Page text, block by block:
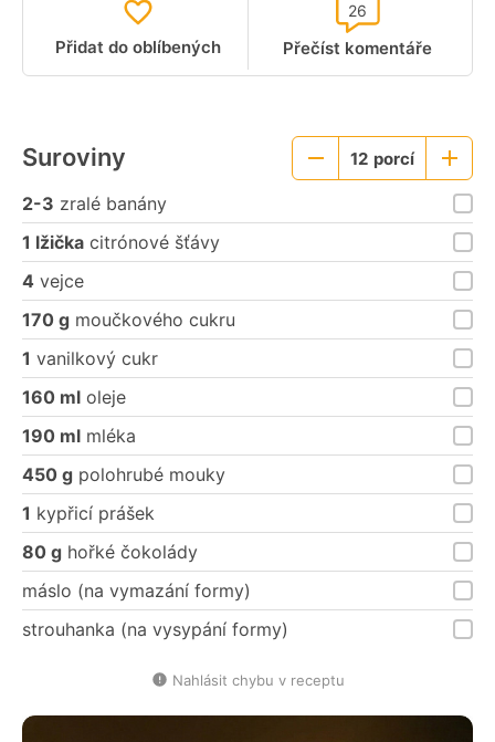
Přidat do oblíbených Přečíst komentáře
26
Suroviny
Menší12 porcí
Větší
porce
2-3 zralé banány
1 lžička citrónové šťávy
4 vejce
170 g moučkového cukru
1 vanilkový cukr
160 ml oleje
190 ml mléka
450 g polohrubé mouky
1 kypřicí prášek
80 g hořké čokolády
máslo (na vymazání formy)
strouhanka (na vysypání formy)
Nahlásit chybu v receptu